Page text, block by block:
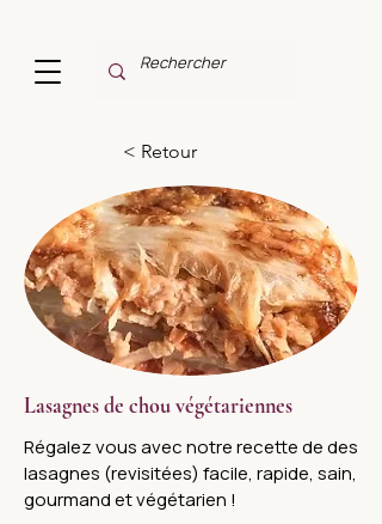
< Retour
Lasagnes de chou végétariennes
Régalez vous avec notre recette de des
lasagnes (revisitées) facile, rapide, sain,
gourmand et végétarien !